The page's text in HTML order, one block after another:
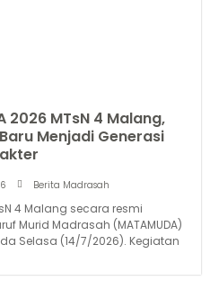
2026 MTsN 4 Malang,
Menjadi Generasi
Berita Madrasah
4 Malang secara resmi
Murid Madrasah (MATAMUDA)
Selasa (14/7/2026). Kegiatan